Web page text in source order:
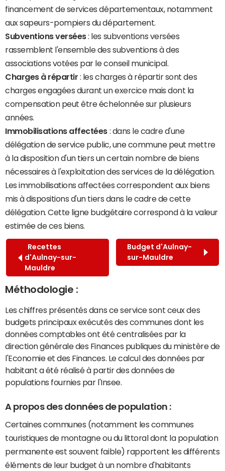
financement de services départementaux, notamment
aux sapeurs-pompiers du département.
Subventions versées: les subventions versées
rassemblent l'ensemble des subventions à des
associations votées par le conseil municipal.
Charges à répartir : les charges à répartir sont des
charges engagées durant un exercice mais dont la
compensation peut être échelonnée sur plusieurs
années.
Immobilisations affectées : dans le cadre d'une
délégation de service public, une commune peut mettre
à la disposition d'un tiers un certain nombre de biens
nécessaires à l'exploitation des services de la délégation.
Les immobilisations affectées correspondent aux biens
mis à dispositions d'un tiers dans le cadre de cette
délégation. Cette ligne budgétaire correspond à la valeur
estimée de ces biens.
Recettes
d'Aulnay-sur-
Mauldre
Budget d'Aulnay-
sur-Mauldre
Méthodologie :
Les chiffres présentés dans ce service sont ceux des
budgets principaux exécutés des communes dont les
données comptables ont été centralisées par la
direction générale des Finances publiques du ministère de
l'Economie et des Finances. Le calcul des données par
habitant a été réalisé à partir des données de
populations fournies par l'Insee.
A propos des données de population :
Certaines communes (notamment les communes
touristiques de montagne ou du littoral dont la population
permanente est souvent faible) rapportent les différents
éléments de leur budget à un nombre d'habitants